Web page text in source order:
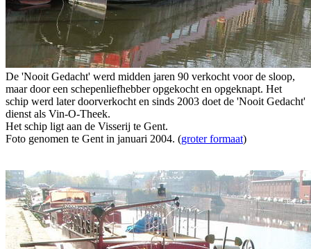
De 'Nooit Gedacht' werd midden jaren 90 verkocht voor de sloop,
maar door een schepenliefhebber opgekocht en opgeknapt. Het
schip werd later doorverkocht en sinds 2003 doet de 'Nooit Gedacht'
dienst als Vin-O-Theek.
Het schip ligt aan de Visserij te Gent.
Foto genomen te Gent in januari 2004. (groter formaat)